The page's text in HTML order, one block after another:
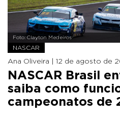
Foto: Clayton Medeiros
NASCAR
Ana Oliveira | 12 de agosto de
NASCAR Brasil
saiba como
campeonatos de